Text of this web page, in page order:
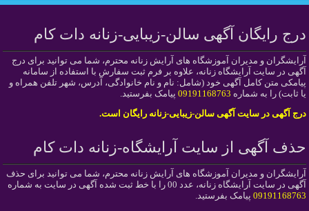
درج رایگان آگهی سالن-زیبایی-زنانه دات کام
آرایشگران و مدیران آموزشگاه های آرایش زنانه محترم، شما می توانید برای درج
آگهی در سایت آرایشگاه زنانه، علاوه بر فرم ثبت سفارش با استفاده از سامانه
پیامکی متن کامل آگهی خود (شامل: نام و نام خانوادگی، آدرس، شهر تلفن همراه و
یا ثابت) را به شماره 09191168763 پیامک بفرستید.
درج آگهی در سایت آگهی سالن-زیبایی-زنانه رایگان است.
حذف آگهی از سایت آرایشگاه-زنانه دات کام
آرایشگران و مدیران آموزشگاه های آرایش زنانه محترم، شما می توانید برای حذف
آگهی در سایت آرایشگاه زنانه، عدد 00 را با خط ثبت شده آگهی در سایت به شماره
09191168763 پیامک بفرستید.